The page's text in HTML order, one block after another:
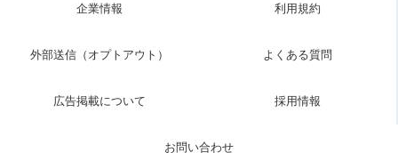
元気をチャージ
企業情報 利用規約
外部送信（オプトアウト） よくある質問
広告掲載について 採用情報
お問い合わせ